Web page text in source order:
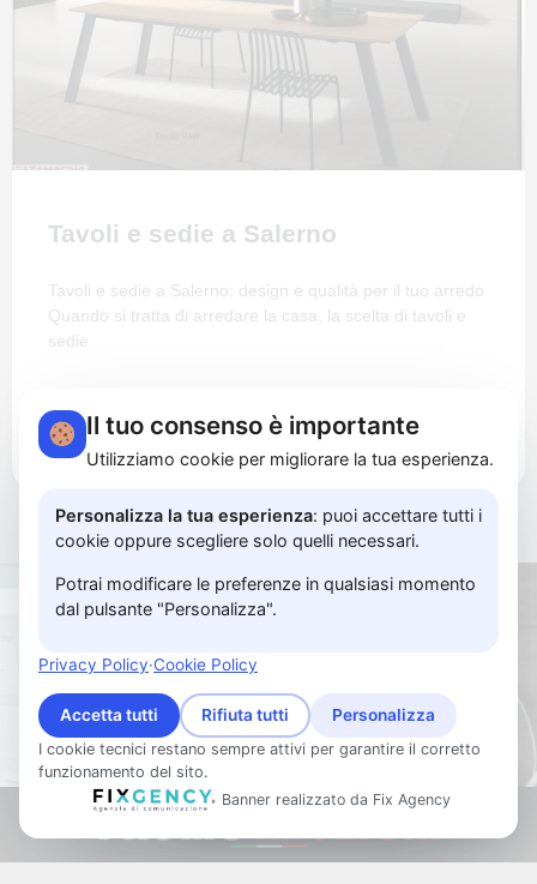
Tavoli e sedie a Salerno
Tavoli e sedie a Salerno: design e qualità per il tuo arredo
Quando si tratta di arredare la casa, la scelta di tavoli e
sedie
Ottobre 10, 2024 Nessun commento
CONTATTACI SUBITO
Italian Store
Italian Store- Via Lungomare Colombo, 183 | 84129
Salerno
Contattaci su WhatsApp!
Il tuo consenso è importante
Utilizziamo cookie per migliorare la tua esperienza.
Personalizza la tua esperienza: puoi accettare tutti i
cookie oppure scegliere solo quelli necessari.
Potrai modificare le preferenze in qualsiasi momento
dal pulsante "Personalizza".
Privacy Policy·Cookie Policy
Accetta tutti Rifiuta tutti Personalizza
I cookie tecnici restano sempre attivi per garantire il corretto
funzionamento del sito.
Banner realizzato da Fix Agency